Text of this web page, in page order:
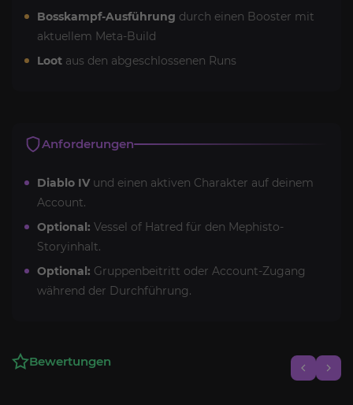
Bosskampf-Ausführung durch einen Booster mit
aktuellem Meta-Build
Loot aus den abgeschlossenen Runs
Anforderungen
Diablo IVund einen aktiven Charakter auf deinem
Account.
Optional: Vessel of Hatred für den Mephisto-
Storyinhalt.
Optional: Gruppenbeitritt oder Account-Zugang
während der Durchführung.
Bewertungen